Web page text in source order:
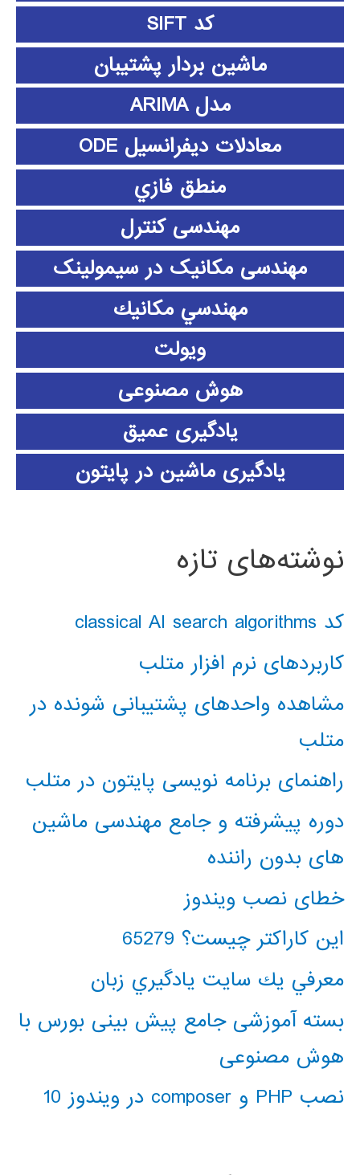
کد SIFT
ماشین بردار پشتیبان
مدل ARIMA
معادلات دیفرانسیل ODE
منطق فازي
مهندسی کنترل
مهندسی مکانیک در سیمولینک
مهندسي مكانيك
ویولت
هوش مصنوعی
یادگیری عمیق
یادگیری ماشین در پایتون
نوشته‌های تازه
کد classical AI search algorithms
کاربردهای نرم افزار متلب
مشاهده واحدهای پشتیبانی شونده در
متلب
راهنمای برنامه نویسی پایتون در متلب
دوره پیشرفته و جامع مهندسی ماشین
های بدون راننده
خطای نصب ویندوز
این کاراکتر چیست؟ 65279
معرفي يك سايت يادگيري زبان
بسته آموزشی جامع پیش بینی بورس با
هوش مصنوعی
نصب PHP و composer در ویندوز 10